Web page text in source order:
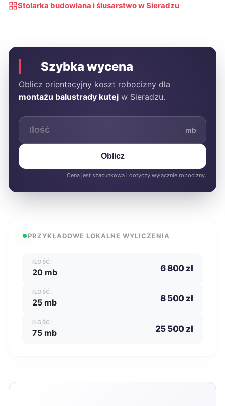
Stolarka budowlana i ślusarstwo w Sieradzu
Szybka wycena
Oblicz orientacyjny koszt robocizny dla
montażu balustrady kutej w Sieradzu.
mb
Oblicz
Cena jest szacunkowa i dotyczy wyłącznie robocizny.
PRZYKŁADOWE LOKALNE WYLICZENIA
ILOŚĆ:
20 mb 6 800 zł
ILOŚĆ:
25 mb 8 500 zł
ILOŚĆ:
75 mb 25 500 zł